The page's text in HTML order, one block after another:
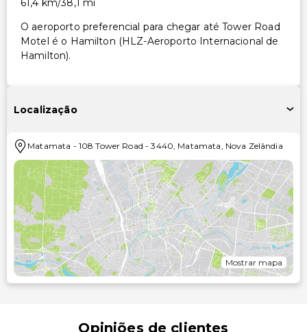
61,4 km/38,1 mi
O aeroporto preferencial para chegar até Tower Road
Motel é o Hamilton (HLZ-Aeroporto Internacional de
Hamilton).
Localização
Matamata - 108 Tower Road -3440, Matamata, Nova Zelândia
Mostrar mapa
Opiniões de clientes